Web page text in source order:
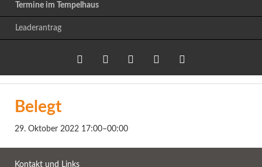
Termine im Tempelhaus
Leaderantrag
Belegt
29. Oktober 2022 17:00–00:00
Kontakt und Links